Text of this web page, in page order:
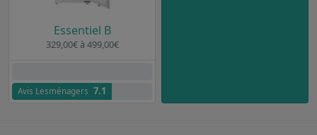
Essentiel B
329,00€ à 499,00€
Avis Lesménagers 7.1